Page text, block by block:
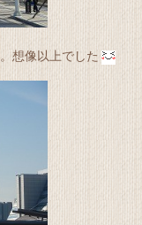
想像以上でした